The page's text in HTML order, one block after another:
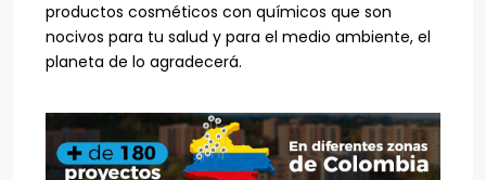
productos cosméticos con químicos que son
nocivos para tu salud y para el medio ambiente, el
planeta de lo agradecerá.